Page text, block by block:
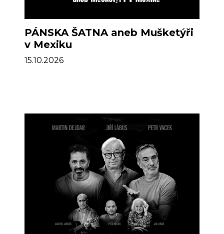
PÁNSKA ŠATNA aneb Mušketýři
v Mexiku
15.10.2026